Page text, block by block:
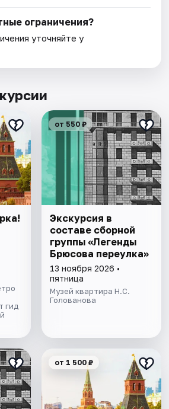
ограничения?
уточняйте у
гид
от 550 ₽
Экскурсия в
составе сборной
группы «Легенды
Брюсова переулка»
13 ноября 2026 •
пятница
Музей квартира Н.С.
Голованова
от 1 500 ₽